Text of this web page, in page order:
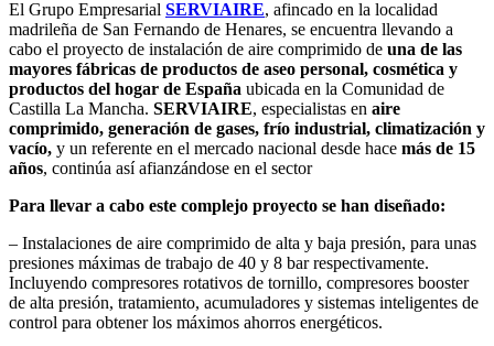
El Grupo Empresarial SERVIAIRE, afincado en la localidad
madrileña de San Fernando de Henares, se encuentra llevando a
cabo el proyecto de instalación de aire comprimido de una de las
mayores fábricas de productos de aseo personal, cosmética y
productos del hogar de España ubicada en la Comunidad de
Castilla La Mancha. SERVIAIRE, especialistas en aire
comprimido, generación de gases, frío industrial, climatización y
vacío, y un referente en el mercado nacional desde hace más de 15
años, continúa así afianzándose en el sector
Para llevar a cabo este complejo proyecto se han diseñado:
– Instalaciones de aire comprimido de alta y baja presión, para unas
presiones máximas de trabajo de 40 y 8 bar respectivamente.
Incluyendo compresores rotativos de tornillo, compresores booster
de alta presión, tratamiento, acumuladores y sistemas inteligentes de
control para obtener los máximos ahorros energéticos.